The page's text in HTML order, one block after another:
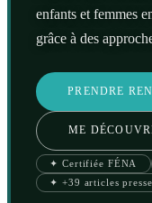
enfants et femmes
grâce à des
PRENDRE
ME
✦ Certifiée FÉNA
✦ +39 articles presse